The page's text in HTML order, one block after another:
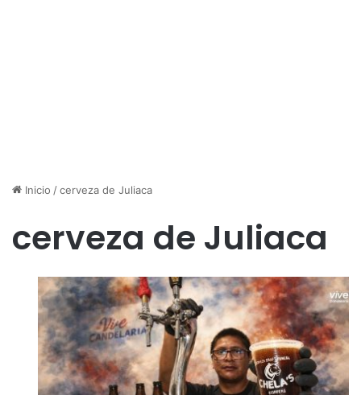
Inicio /cerveza de Juliaca
cerveza de Juliaca